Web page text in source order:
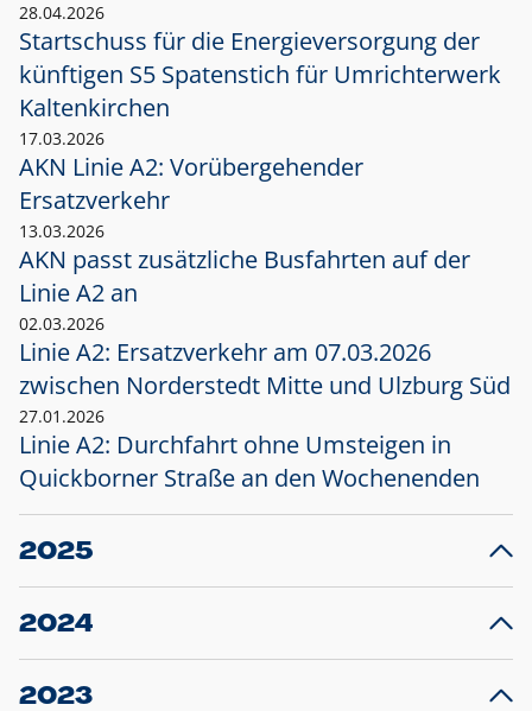
28.04.2026
Startschuss für die Energieversorgung der
künftigen S5 Spatenstich für Umrichterwerk
Kaltenkirchen
17.03.2026
AKN Linie A2: Vorübergehender
Ersatzverkehr
13.03.2026
AKN passt zusätzliche Busfahrten auf der
Linie A2 an
02.03.2026
Linie A2: Ersatzverkehr am 07.03.2026
zwischen Norderstedt Mitte und Ulzburg Süd
27.01.2026
Linie A2: Durchfahrt ohne Umsteigen in
Quickborner Straße an den Wochenenden
2025
23.12.2025
Projekt S5: Start der Bauarbeiten am
2024
10.12.2024
Großprojekt S5: Sperrung der Bahnstraße in
2023